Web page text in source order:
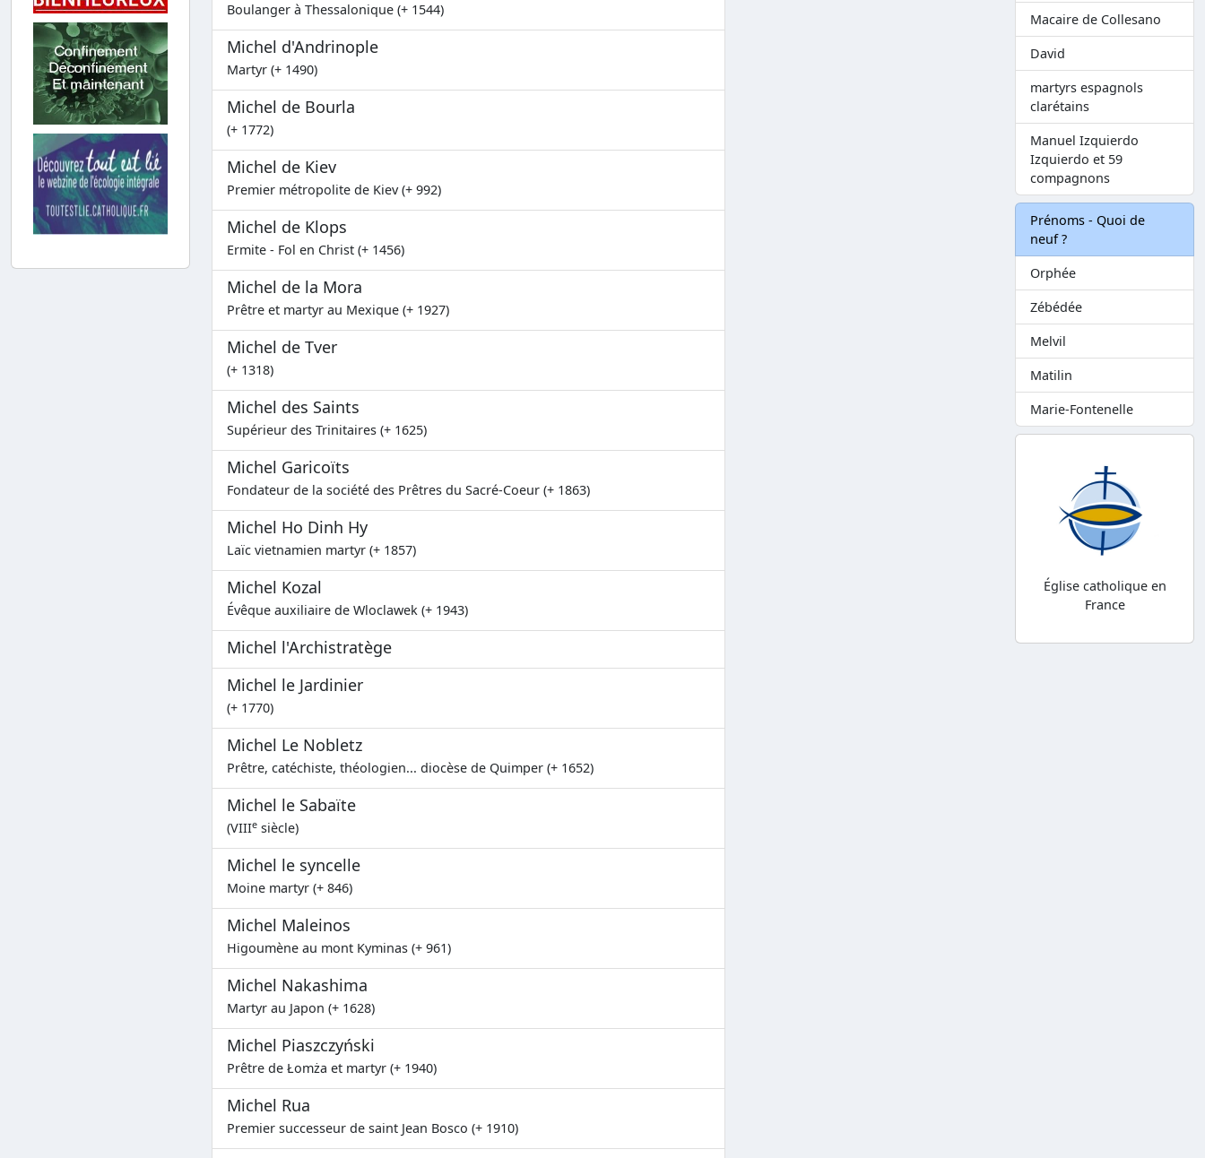
Boulanger à Thessalonique (+ 1544)
Michel d'Andrinople
Martyr (+ 1490)
Michel de Bourla
(+ 1772)
Michel de Kiev
Premier métropolite de Kiev (+ 992)
Michel de Klops
Ermite - Fol en Christ (+ 1456)
Michel de la Mora
Prêtre et martyr au Mexique (+ 1927)
Michel de Tver
(+ 1318)
Michel des Saints
Supérieur des Trinitaires (+ 1625)
Michel Garicoïts
Fondateur de la société des Prêtres du Sacré-Coeur (+ 1863)
Michel Ho Dinh Hy
Laïc vietnamien martyr (+ 1857)
Michel Kozal
Évêque auxiliaire de Wloclawek (+ 1943)
Michel l'Archistratège
Michel le Jardinier
(+ 1770)
Michel Le Nobletz
Prêtre, catéchiste, théologien... diocèse de Quimper (+ 1652)
Michel le Sabaïte
(VIIIe siècle)
Michel le syncelle
Moine martyr (+ 846)
Michel Maleinos
Higoumène au mont Kyminas (+ 961)
Michel Nakashima
Martyr au Japon (+ 1628)
Michel Piaszczyński
Prêtre de Łomża et martyr (+ 1940)
Michel Rua
Premier successeur de saint Jean Bosco (+ 1910)
Macaire de Collesano
David
martyrs espagnols
clarétains
Manuel Izquierdo
Izquierdo et 59
compagnons
Prénoms - Quoi de
neuf ?
Orphée
Zébédée
Melvil
Matilin
Marie-Fontenelle
Église catholique en
France